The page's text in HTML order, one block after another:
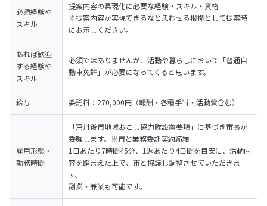
必須経験や
スキル
提案内容の具現化に必要な経験・スキル・資格
※提案内容が実現できるなと思わせる根拠として提案時
にお示しください。
あれば歓迎
する経験や
スキル
必須ではありませんが、活動や暮らしにおいて「普通自
動車免許」が必要になってくると思います。
給与 委託料：270,000円（報酬・各種手当・活動費含む）
雇用形態・
勤務時間
「京丹後市地域おこし協力隊設置要項」に基づき市長が
委嘱します。※市と業務委託契約締結
1日あたり7時間45分、1週あたり4日間を目安に、活動内
容を踏まえた上で、市と協議し調整させていただきま
す。
副業・兼業も可能です。